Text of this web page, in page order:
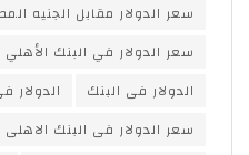
سعر الدولار مقابل الجنيه
سعر الدولار في البنك الأهلي
الدولار فى البنك
الدولار
سعر الدولار فى البنك الاهلى